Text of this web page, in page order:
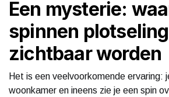
Een mysterie:
spinnen plotseling
zichtbaar worden
Het is een veelvoorkomende ervaring:
woonkamer en ineens zie je een spin